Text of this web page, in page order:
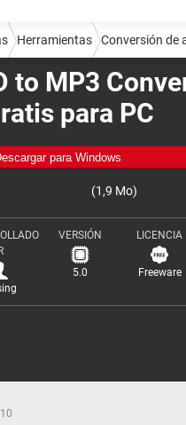
to MP3
para PC
para Windows
(1,9 Mo)
R
VERSIÓN
5.0
LICENCIA
Freeware
Herramientas Conversión de